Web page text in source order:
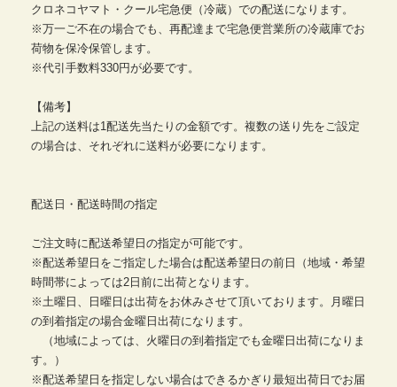
クロネコヤマト・クール宅急便（冷蔵）での配送になります。
※万一ご不在の場合でも、再配達まで宅急便営業所の冷蔵庫でお
荷物を保冷保管します。
※代引手数料330円が必要です。
【備考】
上記の送料は1配送先当たりの金額です。複数の送り先をご設定
の場合は、それぞれに送料が必要になります。
配送日・配送時間の指定
ご注文時に配送希望日の指定が可能です。
※配送希望日をご指定した場合は配送希望日の前日（地域・希望
時間帯によっては2日前に出荷となります。
※土曜日、日曜日は出荷をお休みさせて頂いております。月曜日
の到着指定の場合金曜日出荷になります。
（地域によっては、火曜日の到着指定でも金曜日出荷になりま
す。）
※配送希望日を指定しない場合はできるかぎり最短出荷日でお届